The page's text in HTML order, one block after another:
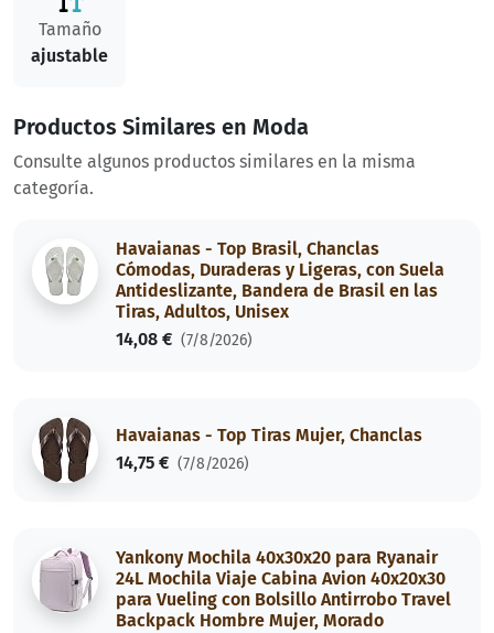
Tamaño
ajustable
Productos Similares en Moda
Consulte algunos productos similares en la misma
categoría.
Havaianas - Top Brasil, Chanclas
Cómodas, Duraderas y Ligeras, con Suela
Antideslizante, Bandera de Brasil en las
Tiras, Adultos, Unisex
14,08 € (7/8/2026)
Havaianas - Top Tiras Mujer, Chanclas
14,75 € (7/8/2026)
Yankony Mochila 40x30x20 para Ryanair
24L Mochila Viaje Cabina Avion 40x20x30
para Vueling con Bolsillo Antirrobo Travel
Backpack Hombre Mujer, Morado